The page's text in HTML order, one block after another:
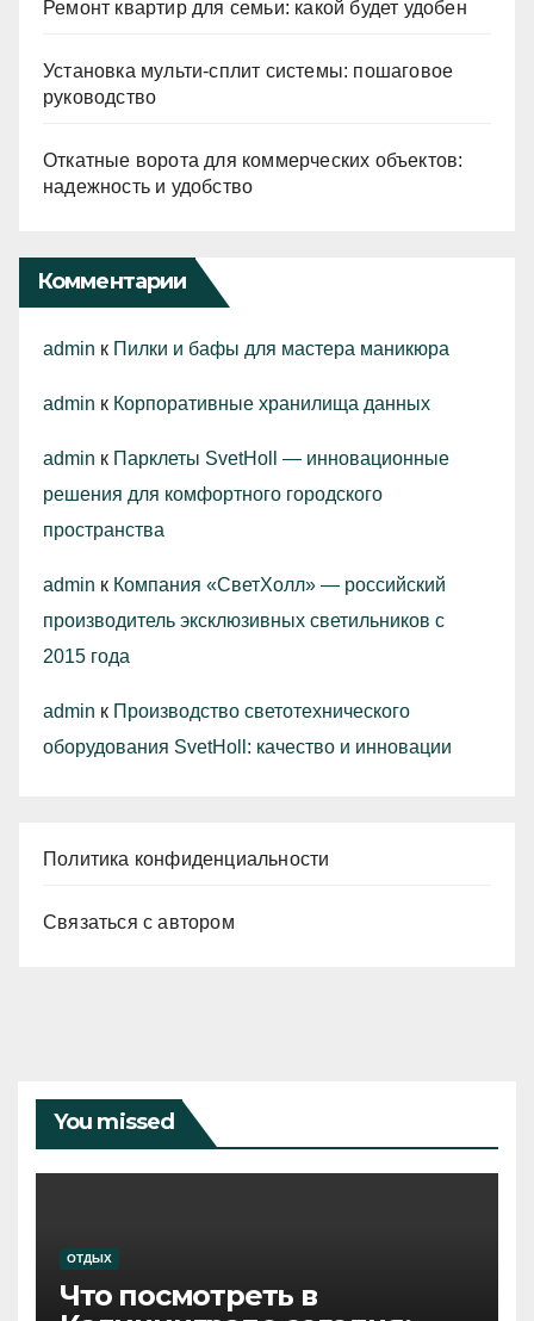
Ремонт квартир для семьи: какой будет удобен
Установка мульти-сплит системы: пошаговое
руководство
Откатные ворота для коммерческих объектов:
надежность и удобство
Комментарии
admin к Пилки и бафы для мастера маникюра
admin к Корпоративные хранилища данных
admin к Парклеты SvetHoll — инновационные
решения для комфортного городского
пространства
admin к Компания «СветХолл» — российский
производитель эксклюзивных светильников с
2015 года
admin к Производство светотехнического
оборудования SvetHoll: качество и инновации
Политика конфиденциальности
Связаться с автором
You missed
ОТДЫХ
Что посмотреть в